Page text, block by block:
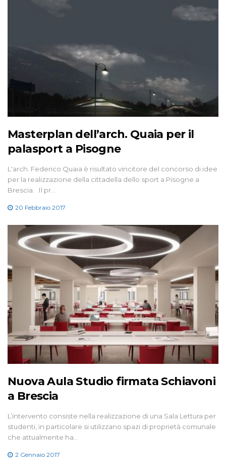
Masterplan dell’arch. Quaia per il
palasport a Pisogne
L'arch. Federico Quaia è risultato vincitore del concorso di idee
per la realizzazione della cittadella dello sport a Pisogne a
Brescia. Il pr…
20 Febbraio 2017
Nuova Aula Studio firmata Schiavoni
a Brescia
L’intervento consiste nella realizzazione di una Sala Lettura per
studenti, in particolare si utilizzano spazi di proprietà comunale
che attualmente ha…
2 Gennaio 2017